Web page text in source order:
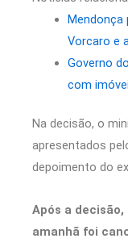
Mendonça
Vorcaro e
Governo
com
Na decisão, o
apresentados
depoimento do
Após a decisão,
amanhã foi